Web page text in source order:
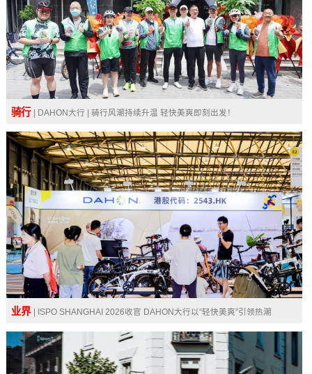
骑行 | DAHON大行 | 骑行风潮持续升温 轻快美爽即刻出发！
业界 | ISPO SHANGHAI 2026收官 DAHON大行以“轻快美爽”引领热潮